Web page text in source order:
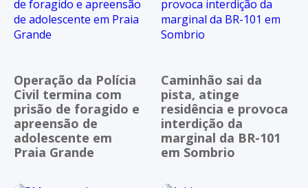
Operação da Polícia
Civil termina com
prisão de foragido e
apreensão de
adolescente em
Praia Grande
Caminhão sai da
pista, atinge
residência e provoca
interdição da
marginal da BR-101
em Sombrio